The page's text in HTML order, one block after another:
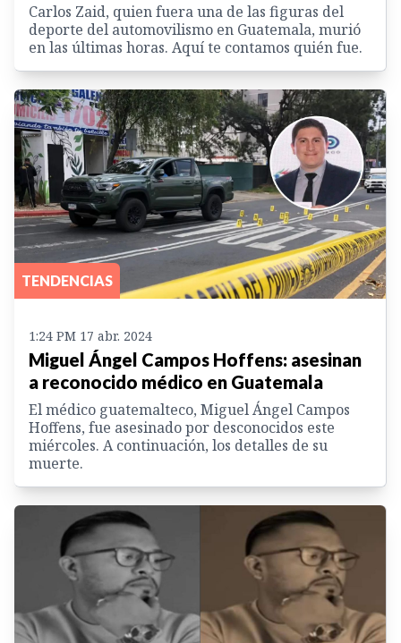
Carlos Zaid, quien fuera una de las figuras del
deporte del automovilismo en Guatemala, murió
en las últimas horas. Aquí te contamos quién fue.
TENDENCIAS
1:24 PM 17 abr. 2024
Miguel Ángel Campos Hoffens: asesinan
a reconocido médico en Guatemala
El médico guatemalteco, Miguel Ángel Campos
Hoffens, fue asesinado por desconocidos este
miércoles. A continuación, los detalles de su
muerte.